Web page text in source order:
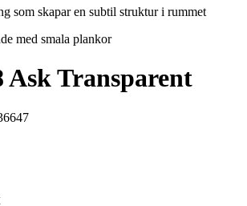
som skapar en subtil struktur i rummet
med smala plankor
Ask Transparent